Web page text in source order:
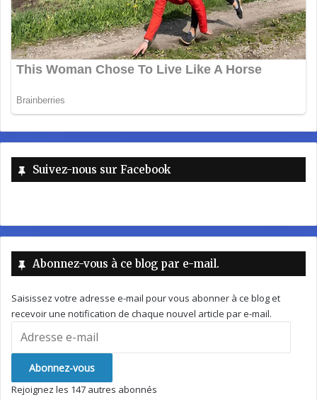
Suivez-nous sur Facebook
Abonnez-vous à ce blog par e-mail.
Saisissez votre adresse e-mail pour vous abonner à ce blog et
recevoir une notification de chaque nouvel article par e-mail.
Abonnez-vous
Rejoignez les 147 autres abonnés